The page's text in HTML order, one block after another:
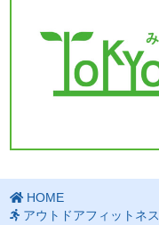
HOME
アウトドアフィットネス